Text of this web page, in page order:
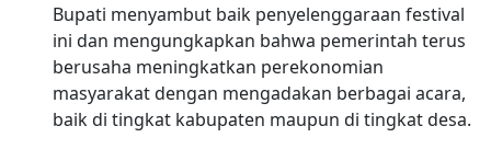
Bupati menyambut baik penyelenggaraan festival
ini dan mengungkapkan bahwa pemerintah terus
berusaha meningkatkan perekonomian
masyarakat dengan mengadakan berbagai acara,
baik di tingkat kabupaten maupun di tingkat desa.